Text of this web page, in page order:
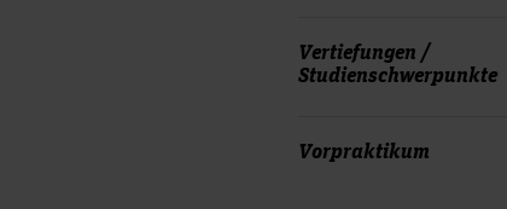
Vertiefungen /
Studienschwerpunkte
Vorpraktikum